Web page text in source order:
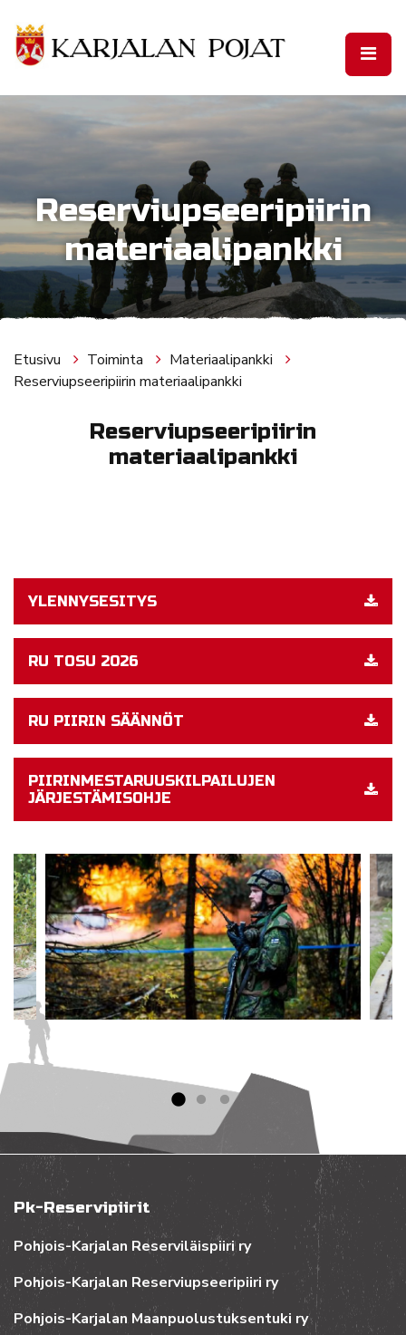
Reserviupseeripiirin
materiaalipankki
Etusivu Toiminta
Materiaalipankki
Reserviupseeripiirin materiaalipankki
Reserviupseeripiirin
materiaalipankki
YLENNYSESITYS
RU TOSU 2026
RU PIIRIN SÄÄNNÖT
PIIRINMESTARUUSKILPAILUJEN
JÄRJESTÄMISOHJE
Pk-Reservipiirit
Pohjois-Karjalan Reserviläispiiri ry
Pohjois-Karjalan Reserviupseeripiiri ry
Pohjois-Karjalan Maanpuolustuksentuki ry